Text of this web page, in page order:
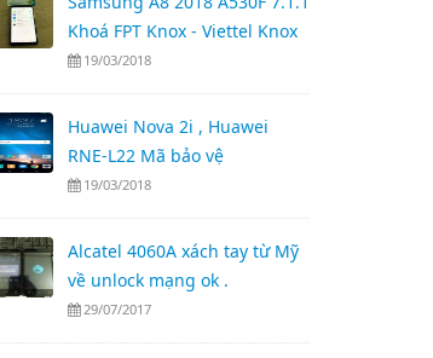
Khoá FPT Knox - Viettel Knox
19/03/2018
Huawei Nova 2i , Huawei
RNE-L22 Mã bảo vệ
19/03/2018
Alcatel 4060A xách tay từ Mỹ
về unlock mạng ok .
29/07/2017